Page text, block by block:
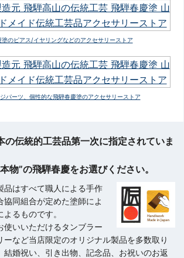
塗のピアス/イヤリングなどのアクセサリーストア
パーツ、個性的な飛騨春慶塗のアクセサリーストア
の伝統的工芸品第一次に指定されていま
物”の飛騨春慶をお選びください。
品はすべて職人による手作
協同組合が定めた塗師によ
るものです。
使いいただけるタンブラー
ーなど当店限定のオリジナル製品を多数取り
結婚祝い、引き出物、記念品、お祝いのお返